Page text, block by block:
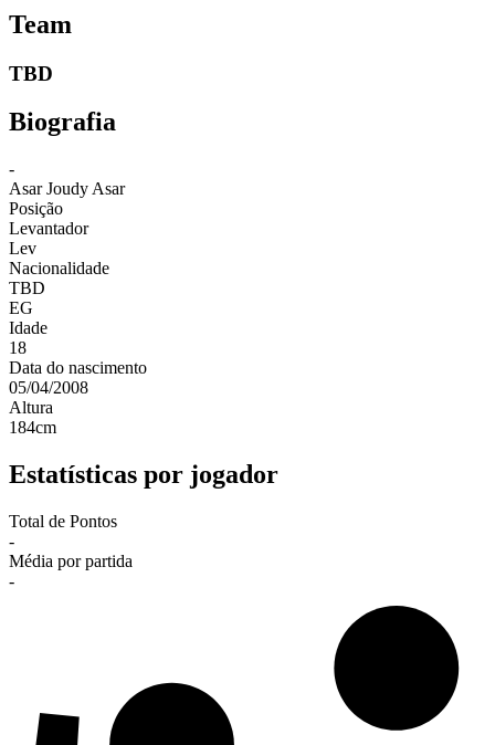
Team
TBD
Biografia
-
Asar Joudy Asar
Posição
Levantador
Lev
Nacionalidade
TBD
EG
Idade
18
Data do nascimento
05/04/2008
Altura
184cm
Estatísticas por jogador
Total de Pontos
-
Média por partida
-